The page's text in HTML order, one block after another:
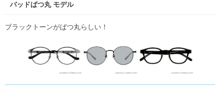
バッドばつ丸 モデル
ブラックトーンがばつ丸らしい！